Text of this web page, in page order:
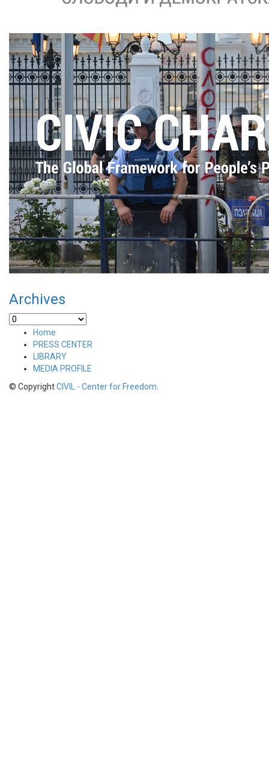
Archives
Archives
Home
PRESS CENTER
LIBRARY
MEDIA PROFILE
© CopyrightCIVIL - Center for Freedom.